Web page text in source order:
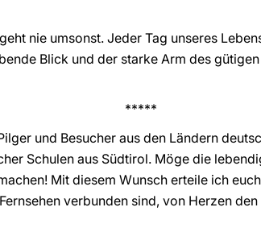
nie umsonst. Jeder Tag unseres
Blick und der starke Arm des
*****
und Besucher aus den Ländern
Schulen aus Südtirol. Möge die
Mit diesem Wunsch erteile ich
verbunden sind, von Herzen